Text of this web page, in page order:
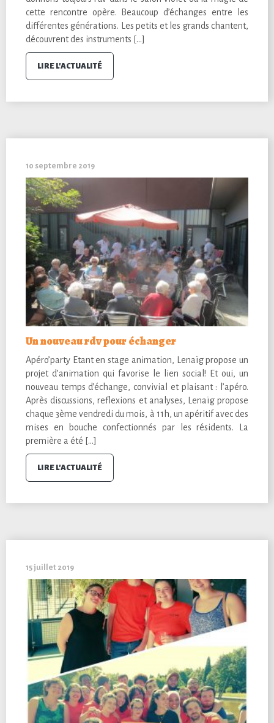
cette rencontre opère. Beaucoup d’échanges entre les
différentes générations. Les petits et les grands chantent,
découvrent des instruments […]
LIRE L'ACTUALITÉ
10 septembre 2019
Un nouveau rdv pour échanger
Apéro’party Etant en stage animation, Lenaïg propose un
projet d’animation qui favorise le lien social! Et oui, un
nouveau temps d’échange, convivial et plaisant : l’apéro.
Après discussions, reflexions et analyses, Lenaïg propose
chaque 3ème vendredi du mois, à 11h, un apéritif avec des
mises en bouche confectionnés par les résidents. La
première a été […]
LIRE L'ACTUALITÉ
15 juillet 2019